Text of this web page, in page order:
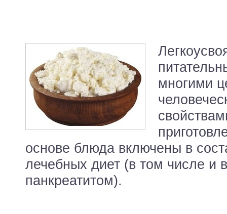
многими
основе блюда включены в
лечебных диет (в том числе и
панкреатитом).